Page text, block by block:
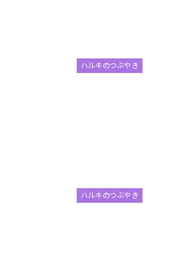
ハルキのつぶやき
ハルキのつぶやき